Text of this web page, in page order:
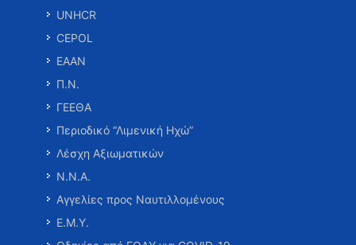
UNHCR
CEPOL
ΕΑΑΝ
Π.Ν.
ΓΕΕΘΑ
Περιοδικό “Λιμενική Ηχώ”
Λέσχη Αξιωματικών
Ν.Ν.Α.
Αγγελίες προς Ναυτιλλομένους
Ε.Μ.Υ.